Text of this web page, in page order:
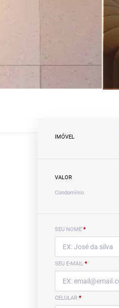
IMÓVEL
VALOR
Condomínio
SEU NOME *
SEU E-MAIL *
CELULAR *